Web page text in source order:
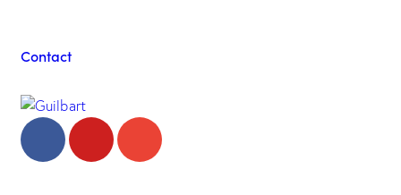
Contact